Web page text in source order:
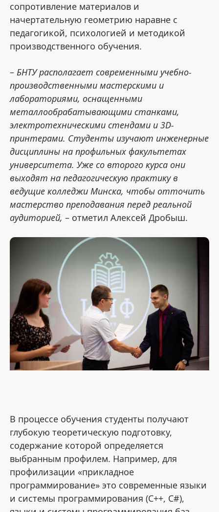
сопротивление материалов и
начертательную геометрию наравне с
педагогикой, психологией и методикой
производственного обучения.
– БНТУ располагает современными учебно-
производственными мастерскими и
лабораториями, оснащенными
металлообрабатывающими станками,
электротехническими стендами и 3D-
принтерами. Студенты изучают инженерные
дисциплины на профильных факультетах
университета. Уже со второго курса они
выходят на педагогическую практику в
ведущие колледжи Минска, чтобы отточить
мастерство преподавания перед реальной
аудиторией, – отметил Алексей Дробыш.
В процессе обучения студенты получают
глубокую теоретическую подготовку,
содержание которой определяется
выбранным профилем. Например, для
профилизации «прикладное
программирование» это современные языки
и системы программирования (C++, C#),